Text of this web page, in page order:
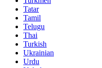
Tatar
Tamil
Telugu
Thai
Turkish
Ukrainian
Urdu